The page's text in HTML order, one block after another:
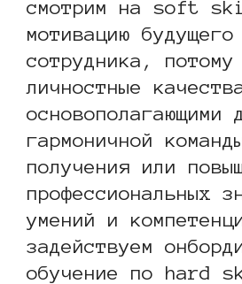
смотрим на soft
мотивацию будущего
сотрудника, потому
личностные
основополагающими
гармоничной
получения или
профессиональных
умений и
задействуем
обучение по hard